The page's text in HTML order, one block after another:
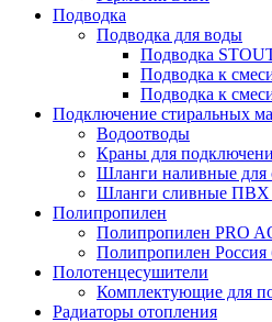
Подводка
Подводка для воды
Подводка
Подводка к
Подводка к
Подключение стиральных
Водоотводы
Краны для
Шланги наливные для
Шланги сливные ПВХ
Полипропилен
Полипропилен PRO
Полипропилен Россия
Полотенцесушители
Комплектующие для
Радиаторы отопления